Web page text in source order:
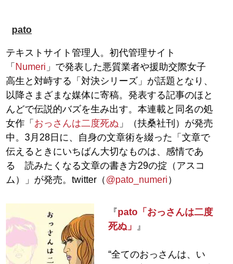
pato
テキストサイト管理人。初代管理サイト
「 Numeri 」で発表した悪質業者や援助交際女子
高生と対峙する「対決シリーズ」が話題となり、
以降さまざまな媒体に寄稿。発表する記事のほと
んどで伝説的バズを生み出す。本連載と同名の処
女作「 おっさんは二度死ぬ 」（扶桑社刊）が発売
中。3月28日に、自身の文章術を綴った「文章で
伝えるときにいちばん大切なものは、感情であ
る 読みたくなる文章の書き方29の掟（アスコ
ム）」が発売。twitter（@pato_numeri）
『pato「おっさんは二度
死ぬ」
』
“全てのおっさんは、い